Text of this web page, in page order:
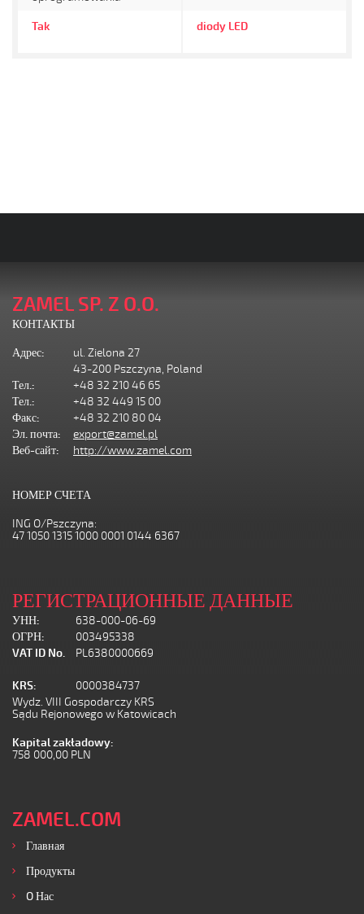
Tak diody LED
ZAMEL SP. Z O.O.
КОНТАКТЫ
Адрес:
ul. Zielona 27
43-200 Pszczyna, Poland
Тел.:
+48 32 210 46 65
Тел.:
+48 32 449 15 00
Факс:
+48 32 210 80 04
Эл. почта:
export@zamel.pl
Веб-сайт:
http://www.zamel.com
НОМЕР СЧЕТА
ING O/Pszczyna:
47 1050 1315 1000 0001 0144 6367
РЕГИСТРАЦИОННЫЕ ДАННЫЕ
УНН:
638-000-06-69
ОГРН:
003495338
VAT ID No.
PL6380000669
KRS:
0000384737
Wydz. VIII Gospodarczy KRS
Sądu Rejonowego w Katowicach
Kapital zakładowy:
758 000,00 PLN
ZAMEL.COM
Главная
Продукты
O Нас